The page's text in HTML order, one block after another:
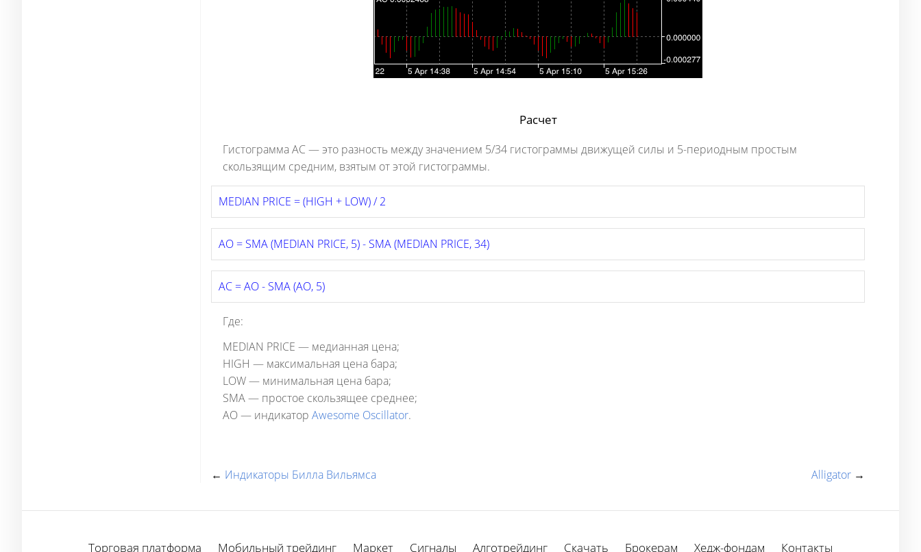
Расчет
Гистограмма АС — это разность между значением 5/34 гистограммы движущей силы и 5-периодным простым
скользящим средним, взятым от этой гистограммы.
MEDIAN PRICE = (HIGH + LOW) / 2
AO = SMA (MEDIAN PRICE, 5) - SMA (MEDIAN PRICE, 34)
AC = AO - SMA (AO, 5)
Где:
MEDIAN PRICE — медианная цена;
HIGH — максимальная цена бара;
LOW — минимальная цена бара;
SMA — простое скользящее среднее;
AO — индикатор Awesome Oscillator.
← Индикаторы Билла Вильямса Alligator →
Торговая платформа Мобильный трейдинг Маркет Сигналы Алготрейдинг Скачать Брокерам Хедж-фондам Контакты